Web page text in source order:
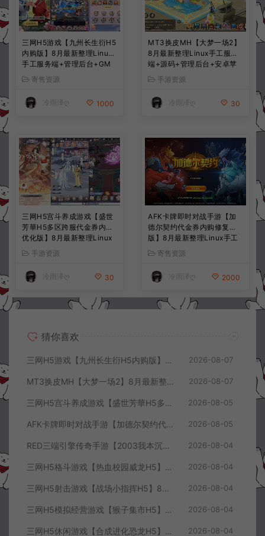
三网H5游戏【九州长生衍H5
内购版】8月最新整理Linux
手工服务端+管理后台+GM
授权后台+简易安卓客户端
+详细搭建教程+视频教程
寄售资源
冷雨泽ღ 1000
MT3换皮MH【大梦一场2】
8月最新整理Linux手工服务
端+源码+管理后台+安卓苹
果双端+详细搭建教程+视频
教程
手游资源
冷雨泽ღ 30
三网H5宫斗养成游戏【盛世
芳華H5多区跨服代金券内购
优化版】8月最新整理Linux
手工服务端+CDK授权后台
+全资源安卓+详细搭建教程
+视频教程
手游资源
冷雨泽ღ 30
AFK卡牌即时对战手游【加
德尔契约代金券内购修复
版】8月最新整理Linux手工
服务端+前后端全套源码+CD
K授权后台+安卓苹果双端
+详细搭建教程+视频教程
寄售资源
冷雨泽ღ 2000
猜你喜欢
三网H5游戏【九州长生衍H5内购版】8月最新整理Linux手工服务端+管理后台+GM授权后台+简易安卓客户端+详细搭建教程+视频教程 2026-08-07
MT3换皮MH【大梦一场2】8月最新整理Linux手工服务端+源码+管理后台+安卓苹果双端+详细搭建教程+视频教程 2026-08-07
三网H5宫斗养成游戏【盛世芳華H5多区跨服代金券内购优化版】8月最新整理Linux手工服务端+CDK授权后台+全资源安卓+详细搭建教程+视频教程 2026-08-05
AFK卡牌即时对战手游【加德尔契约代金券内购修复版】8月最新整理Linux手工服务端+前后端全套源码+CDK授权后台+安卓苹果双端+详细搭建教程+视频教程 2026-08-05
RED三端引擎传奇手游【2003我本沉默三职业】8月最新整理Win一键服务端+PC安卓+详细搭建教程 2026-08-04
三网H5格斗游戏【热血校园威龙H5】8月最新整理Linux手工服务端+Win一键服务端+解压即玩+简易安卓客户端+详细搭建教程 2026-08-04
三网H5射击游戏【战场小指挥H5】8月最新整理Linux手工服务端+Win一键服务端+解压即玩+简易安卓客户端+详细搭建教程 2026-08-04
三网H5模拟经营游戏【猴子集市H5】8月最新整理Linux手工服务端+Win一键服务端+解压即玩+简易安卓客户端+详细搭建教程 2026-08-04
三网H5休闲游戏【合成进化恐龙H5】8月最新整理Linux手工服务端+Win一键服务端+解压即玩+简易安卓客户端+详细搭建教程 2026-08-04